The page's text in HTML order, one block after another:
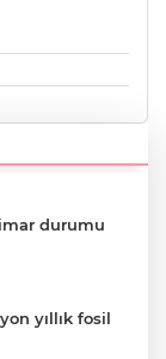
durumu
yıllık fosil